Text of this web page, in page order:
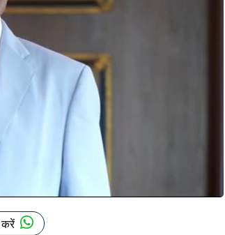
करें